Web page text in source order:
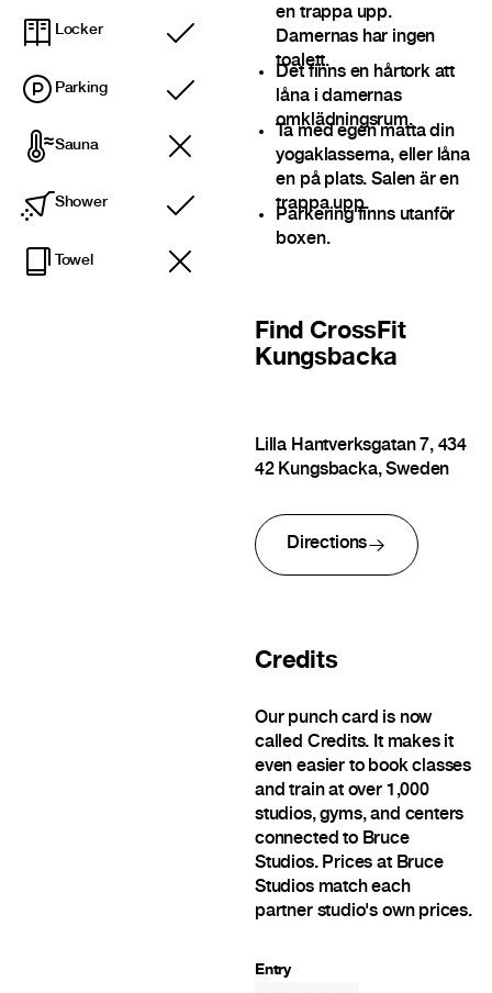
Locker
Included
Parking
Included
Sauna
Shower
Included
Towel
en trappa upp.
Damernas har ingen
toalett.
Det finns en hårtork att
låna i damernas
omklädningsrum.
Ta med egen matta din
yogaklasserna, eller låna
en på plats. Salen är en
trappa upp.
Parkering finns utanför
boxen.
FindCrossFit
Kungsbacka
Lilla Hantverksgatan 7, 434
42 Kungsbacka, Sweden
Directions
Credits
Our punch card is now
called Credits. It makes it
even easier to book classes
and train at over 1,000
studios, gyms, and centers
connected to Bruce
Studios. Prices at Bruce
Studios match each
partner studio's own prices.
Entry